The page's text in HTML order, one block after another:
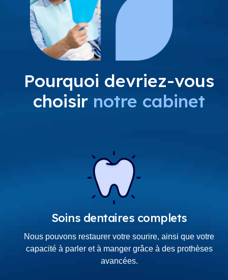
Pourquoi devriez-vous
choisir notre cabinet
Soins dentaires complets
Nous pouvons restaurer votre sourire, ainsi que votre
capacité à parler et à manger grâce à des prothèses
avancées.